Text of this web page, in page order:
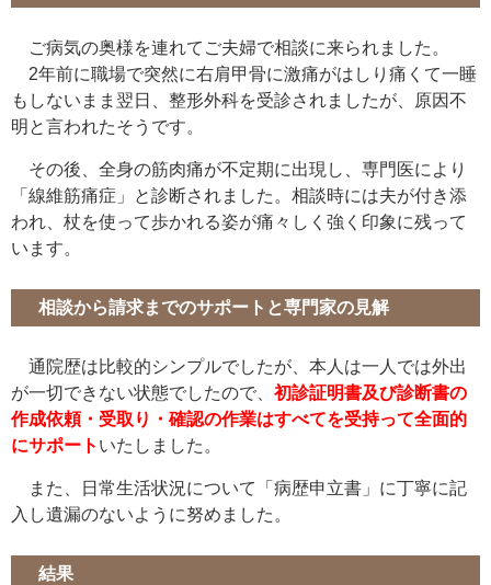
ご病気の奥様を連れてご夫婦で相談に来られました。
2年前に職場で突然に右肩甲骨に激痛がはしり痛くて一睡
もしないまま翌日、整形外科を受診されましたが、原因不
明と言われたそうです。
その後、全身の筋肉痛が不定期に出現し、専門医により
「線維筋痛症」と診断されました。相談時には夫が付き添
われ、杖を使って歩かれる姿が痛々しく強く印象に残って
います。
相談から請求までのサポートと専門家の見解
通院歴は比較的シンプルでしたが、本人は一人では外出
が一切できない状態でしたので、 初診証明書及び診断書の
作成依頼・受取り・確認の作業はすべてを受持って全面的
にサポート いたしました。
また、日常生活状況について「病歴申立書」に丁寧に記
入し遺漏のないように努めました。
結果